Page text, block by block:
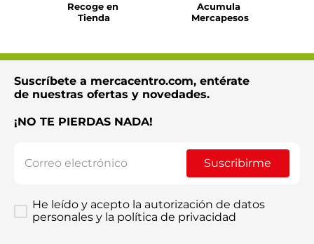
Enviar comentario
Recoge en
Tienda
Acumula
Mercapesos
Suscríbete a mercacentro.com, entérate
de nuestras ofertas y novedades.
¡NO TE PIERDAS NADA!
Suscribirme
He leído y acepto la autorización de datos
personales y la política de privacidad